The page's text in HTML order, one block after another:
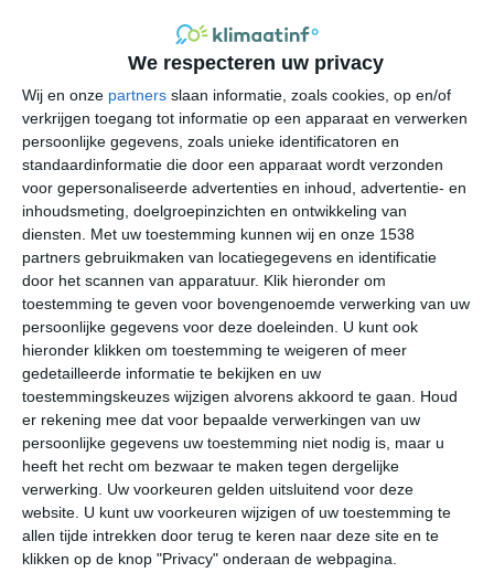
We respecteren uw privacy
Wij en onze partners slaan informatie, zoals cookies, op en/of
verkrijgen toegang tot informatie op een apparaat en verwerken
persoonlijke gegevens, zoals unieke identificatoren en
standaardinformatie die door een apparaat wordt verzonden
voor gepersonaliseerde advertenties en inhoud, advertentie- en
inhoudsmeting, doelgroepinzichten en ontwikkeling van
diensten. Met uw toestemming kunnen wij en onze 1538
partners gebruikmaken van locatiegegevens en identificatie
door het scannen van apparatuur. Klik hieronder om
toestemming te geven voor bovengenoemde verwerking van uw
persoonlijke gegevens voor deze doeleinden. U kunt ook
hieronder klikken om toestemming te weigeren of meer
gedetailleerde informatie te bekijken en uw
toestemmingskeuzes wijzigen alvorens akkoord te gaan. Houd
er rekening mee dat voor bepaalde verwerkingen van uw
persoonlijke gegevens uw toestemming niet nodig is, maar u
heeft het recht om bezwaar te maken tegen dergelijke
verwerking. Uw voorkeuren gelden uitsluitend voor deze
website. U kunt uw voorkeuren wijzigen of uw toestemming te
allen tijde intrekken door terug te keren naar deze site en te
klikken op de knop "Privacy" onderaan de webpagina.
30°C
undefined
37° 23°
ma
38° 22°
di
38° 22°
wo
38° 22° 37°
24°C 30°C 36°C
07:00 10:00 13:00 16:00 19:00
07:00 10:00 13:00 16:00 19:00